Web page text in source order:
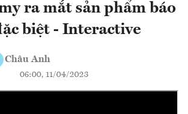
ra mắt sản phẩm báo
biệt - Interactive
Châu Anh
06:00, 11/04/2023